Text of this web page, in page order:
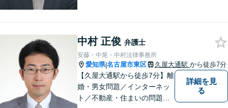
は、一度ご相談ください。
【当日・休日・夜間相談可】
中村 正俊 弁護士
安藤・中尾・中村法律事務所
愛知県|名古屋市東区 久屋大通駅 から徒歩7分
【久屋大通駅から徒歩7分】離
婚・男女問題／インターネッ
ト／不動産・住まいの問題に
詳細を見
る